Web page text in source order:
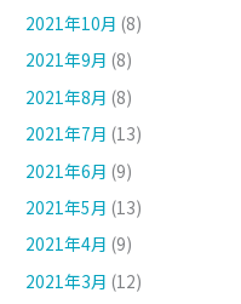
2021年10月 (8)
2021年9月 (8)
2021年8月 (8)
2021年7月 (13)
2021年6月 (9)
2021年5月 (13)
2021年4月 (9)
2021年3月 (12)